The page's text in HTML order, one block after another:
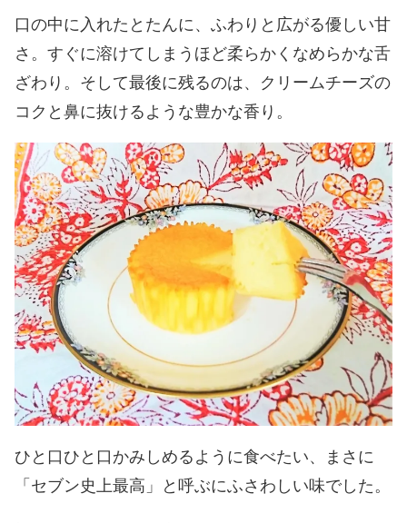
口の中に入れたとたんに、ふわりと広がる優しい甘
さ。すぐに溶けてしまうほど柔らかくなめらかな舌
ざわり。そして最後に残るのは、クリームチーズの
コクと鼻に抜けるような豊かな香り。
ひと口ひと口かみしめるように食べたい、まさに
「セブン史上最高」と呼ぶにふさわしい味でした。